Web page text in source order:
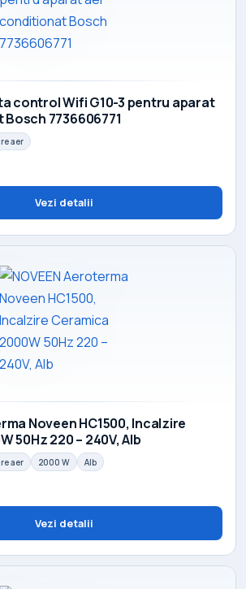
control Wifi G10-3 pentru aparat
7736606771
aer
Vezi detalii
Noveen HC1500, Incalzire
50Hz 220 – 240V, Alb
aer 2000 W Alb
Vezi detalii